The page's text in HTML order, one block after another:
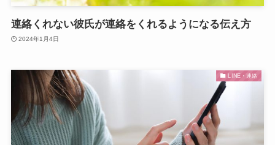
連絡くれない彼氏が連絡をくれるようになる伝え方
2024年1月4日
LINE・連絡